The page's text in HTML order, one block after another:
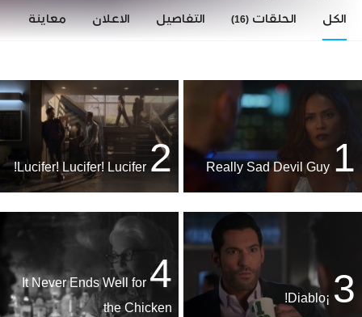
الكل الحلقات (16) التفاصيل الاعلان معاينة
1
2
3
¡Diablo!
4
It Never Ends Well for
the Chicken